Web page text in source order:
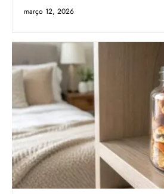
março 12, 2026